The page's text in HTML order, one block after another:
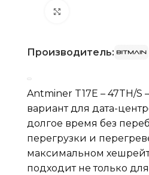
Производитель:
Antminer T17E – 47TH/S
вариант для дата-
долгое время без
перегрузки и
максимальном
подходит не только